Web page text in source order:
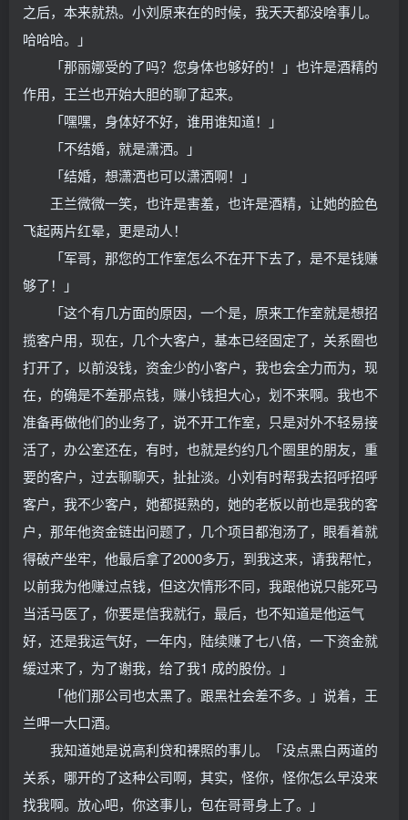
之后，本来就热。小刘原来在的时候，我天天都没啥事儿。
哈哈哈。」
「那丽娜受的了吗？您身体也够好的！」也许是酒精的
作用，王兰也开始大胆的聊了起来。
「嘿嘿，身体好不好，谁用谁知道！」
「不结婚，就是潇洒。」
「结婚，想潇洒也可以潇洒啊！」
王兰微微一笑，也许是害羞，也许是酒精，让她的脸色
飞起两片红晕，更是动人！
「军哥，那您的工作室怎么不在开下去了，是不是钱赚
够了！」
「这个有几方面的原因，一个是，原来工作室就是想招
揽客户用，现在，几个大客户，基本已经固定了，关系圈也
打开了，以前没钱，资金少的小客户，我也会全力而为，现
在，的确是不差那点钱，赚小钱担大心，划不来啊。我也不
准备再做他们的业务了，说不开工作室，只是对外不轻易接
活了，办公室还在，有时，也就是约约几个圈里的朋友，重
要的客户，过去聊聊天，扯扯淡。小刘有时帮我去招呼招呼
客户，我不少客户，她都挺熟的，她的老板以前也是我的客
户，那年他资金链出问题了，几个项目都泡汤了，眼看着就
得破产坐牢，他最后拿了2000多万，到我这来，请我帮忙，
以前我为他赚过点钱，但这次情形不同，我跟他说只能死马
当活马医了，你要是信我就行，最后，也不知道是他运气
好，还是我运气好，一年内，陆续赚了七八倍，一下资金就
缓过来了，为了谢我，给了我1 成的股份。」
「他们那公司也太黑了。跟黑社会差不多。」说着，王
兰呷一大口酒。
我知道她是说高利贷和裸照的事儿。「没点黑白两道的
关系，哪开的了这种公司啊，其实，怪你，怪你怎么早没来
找我啊。放心吧，你这事儿，包在哥哥身上了。」